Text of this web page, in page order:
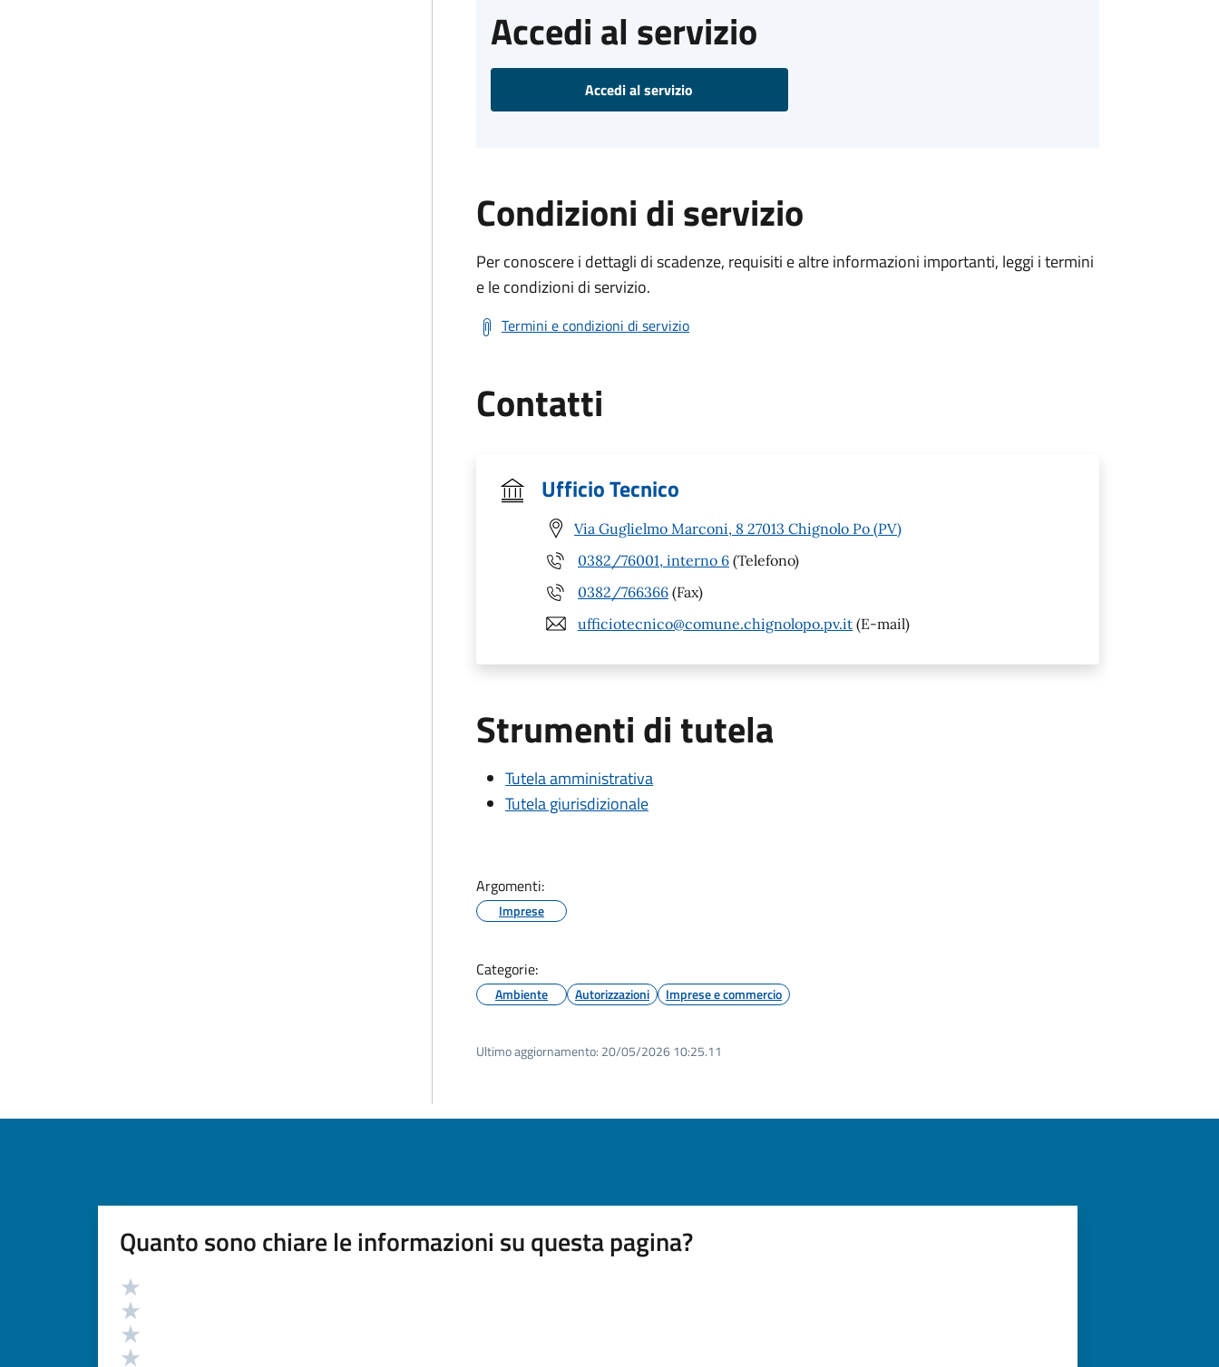
Accedi al servizio
Accedi al servizio
Condizioni di servizio
Per conoscere i dettagli di scadenze, requisiti e altre informazioni importanti, leggi i termini
e le condizioni di servizio.
Termini e condizioni di servizio
Contatti
Ufficio Tecnico
Via Guglielmo Marconi, 8 27013 Chignolo Po (PV)
0382/76001, interno 6 (Telefono)
0382/766366 (Fax)
ufficiotecnico@comune.chignolopo.pv.it (E-mail)
Strumenti di tutela
Tutela amministrativa
Tutela giurisdizionale
Argomenti:
Imprese
Categorie:
Ambiente Autorizzazioni Imprese e commercio
Ultimo aggiornamento: 20/05/2026 10:25.11
Quanto sono chiare le informazioni su questa pagina?
Valutazione